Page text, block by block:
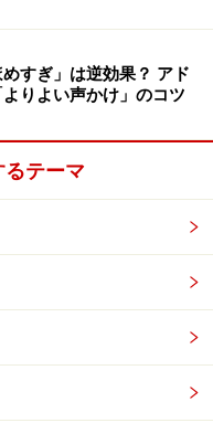
はなぜか？
は、一般的に次のよう
りがないかチェック
られないと気がすまな
や、心を通わせたいと
欠点をあげ、悪口を言
れることを嫌い、無
すぎ」は逆効果？ アド
りよい声かけ」のコツ
るテーマ